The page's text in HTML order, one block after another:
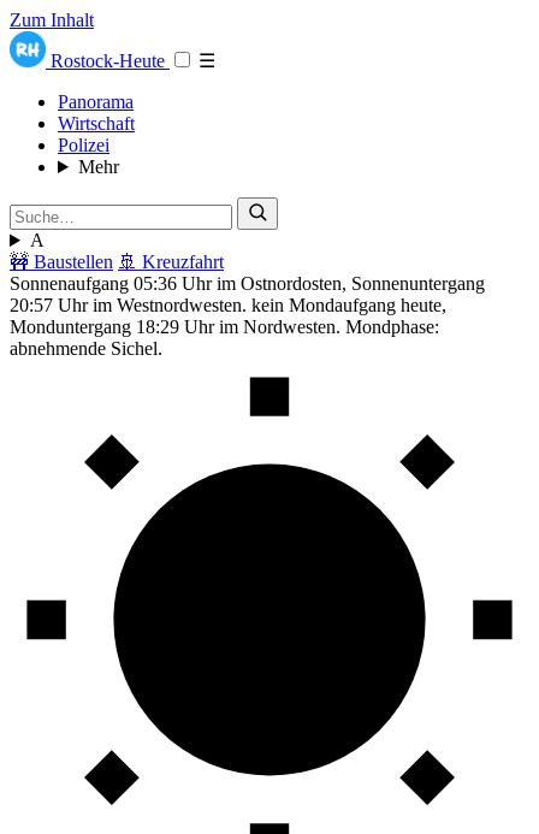
Zum Inhalt
Rostock-Heute
☰
Panorama
Wirtschaft
Polizei
Mehr
A
🚧 Baustellen 🚢 Kreuzfahrt
Sonnenaufgang 05:36 Uhr im Ostnordosten, Sonnenuntergang
20:57 Uhr im Westnordwesten. kein Mondaufgang heute,
Monduntergang 18:29 Uhr im Nordwesten. Mondphase:
abnehmende Sichel.